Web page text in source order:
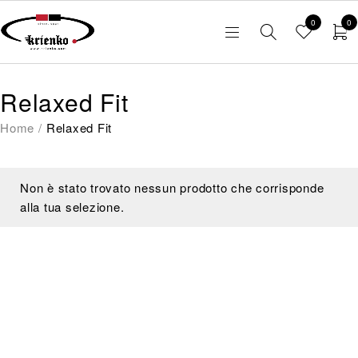
0 0
Relaxed Fit
Home / Relaxed Fit
Non è stato trovato nessun prodotto che corrisponde
alla tua selezione.